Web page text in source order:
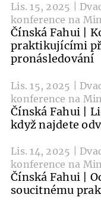
Lis. 15, 2025 |
konference na
Čínská Fahui |
praktikujícími
pronásledování
Lis. 15, 2025 |
konference na
Čínská Fahui |
když najdete
Lis. 14, 2025 |
konference na
Čínská Fahui |
soucitnému